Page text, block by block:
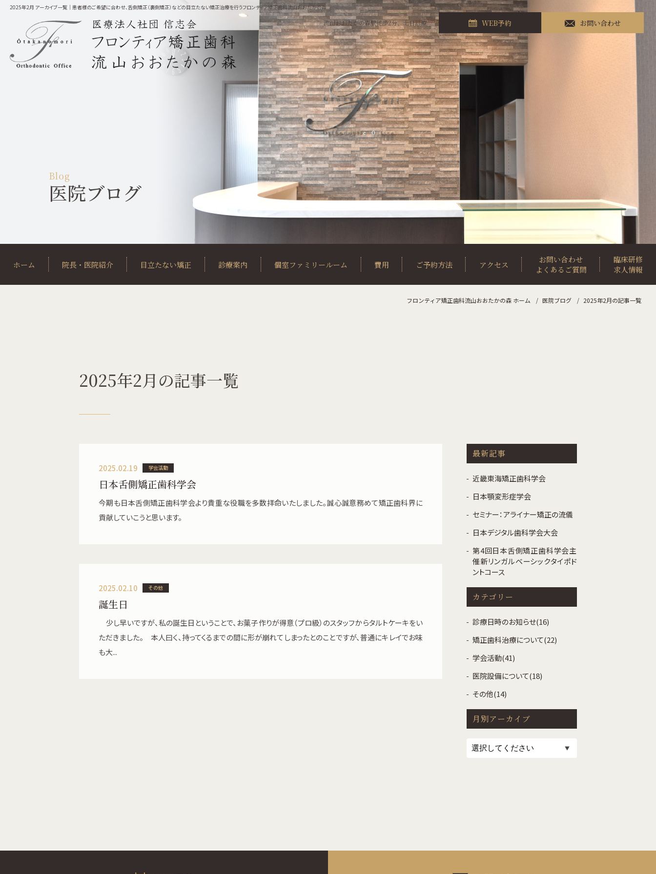
2025年2月 アーカイブ一覧│患者様のご希望に合わせ、舌側矯正（裏側矯正）などの目立たない矯正治療を行うフロンティア矯正歯科流山おおたかの森
流山おおたかの森駅徒歩2分、土日診療 WEB予約
ご予約方法について
WEB予約フォーム
お問い合わせ
Blog
医院ブログ
ホーム 院長・医院紹介 目立たない矯正 診療案内
ホワイトニング・パウダークリーニング
個室ファミリールーム 費用 ご予約方法 アクセス
お問い合わせ
よくあるご質問
臨床研修
求人情報
フロンティア矯正歯科流山おおたかの森 ホーム 医院ブログ 2025年2月の記事一覧
2025年2月の記事一覧
2025.02.19 学会活動
日本舌側矯正歯科学会
今期も日本舌側矯正歯科学会より貴重な役職を多数拝命いたしました。誠心誠意務めて矯正歯科界に
貢献していこうと思います。
2025.02.10 その他
誕生日
少し早いですが、私の誕生日ということで、お菓子作りが得意（プロ級）のスタッフからタルトケーキをい
ただきました。 本人曰く、持ってくるまでの間に形が崩れてしまったとのことですが、普通にキレイでお味
も大...
最新記事
近畿東海矯正歯科学会
日本顎変形症学会
セミナー：アライナー矯正の流儀
日本デジタル歯科学会大会
第4回日本舌側矯正歯科学会主
催新リンガルベーシックタイポド
ントコース
カテゴリー
診療日時のお知らせ(16)
矯正歯科治療について(22)
学会活動(41)
医院設備について(18)
その他(14)
月別アーカイブ
装置の種類
舌側矯正（裏側矯正）
マウスピース型矯正装置による治療
矯正歯科治療の流れ
中学生・高校生の矯正
ホワイトニング・パウダークリーニング
小児矯正
成人の矯正
歯ならびの種類・治療例
料金表
アフターフォロー制度